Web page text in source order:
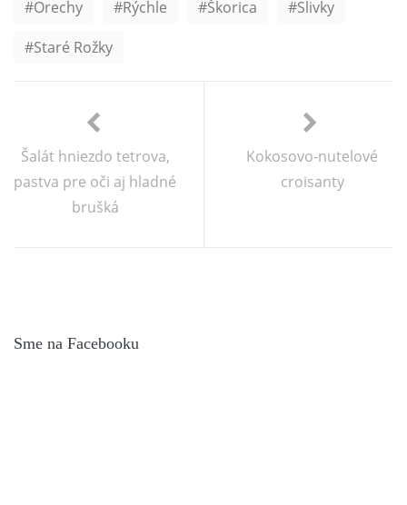
Orechy Rýchle Škorica
Slivky
Staré Rožky
Šalát hniezdo tetrova,
pastva pre oči aj hladné
brušká
Kokosovo-nutelové
croisanty
Sme na Facebooku